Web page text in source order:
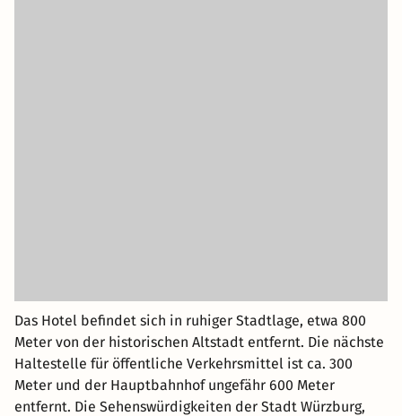
Das Hotel befindet sich in ruhiger Stadtlage, etwa 800
Meter von der historischen Altstadt entfernt. Die nächste
Haltestelle für öffentliche Verkehrsmittel ist ca. 300
Meter und der Hauptbahnhof ungefähr 600 Meter
entfernt. Die Sehenswürdigkeiten der Stadt Würzburg,